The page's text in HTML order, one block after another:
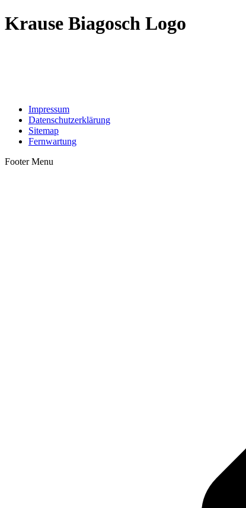
Krause Biagosch Logo
Impressum
Datenschutzerklärung
Sitemap
Fernwartung
Footer Menu